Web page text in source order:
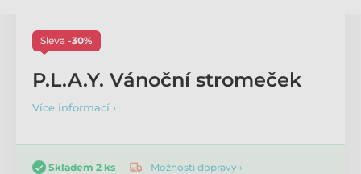
Sleva -30%
P.L.A.Y. Vánoční stromeček
Více informací ›
Skladem 2 ks
Možnosti dopravy ›